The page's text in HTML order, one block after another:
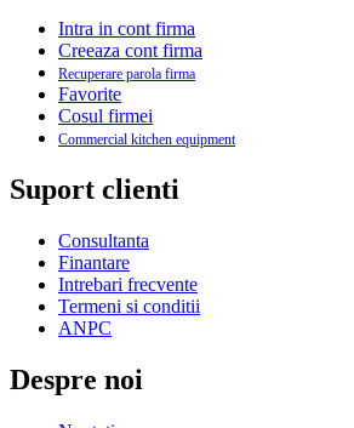
Intra in cont firma
Creeaza cont firma
Recuperare parola firma
Favorite
Cosul firmei
Commercial kitchen equipment
Suport clienti
Consultanta
Finantare
Intrebari frecvente
Termeni si conditii
ANPC
Despre noi